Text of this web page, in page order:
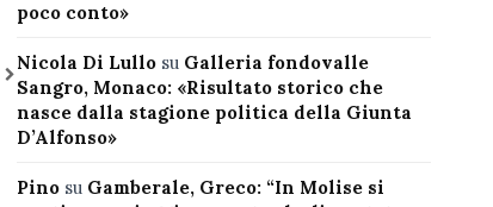
poco conto»
Nicola Di Lullosu Galleria fondovalle
Sangro, Monaco: «Risultato storico che
nasce dalla stagione politica della Giunta
D’Alfonso»
Pinosu Gamberale, Greco: “In Molise si